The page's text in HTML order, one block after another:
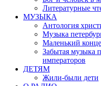
Литературные
МУЗЫКА
Антология
Музыка
Маленький
Забытая музыка
императоров
ДЕТЯМ
Жили-были дети